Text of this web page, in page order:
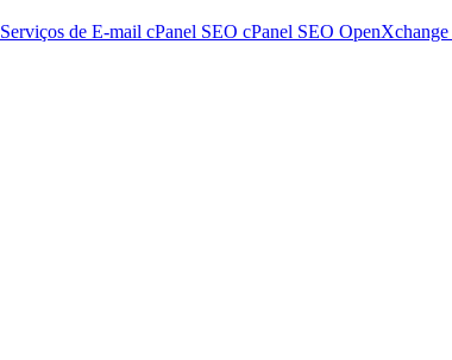
Serviços de E-mail cPanel SEO cPanel SEO OpenXchange